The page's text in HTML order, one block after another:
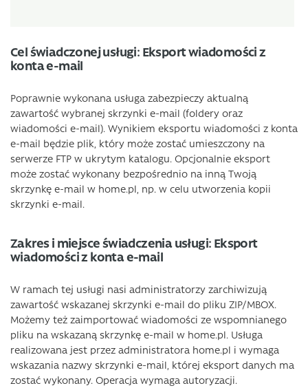
Cel świadczonej usługi: Eksport wiadomości z
konta e-mail
Poprawnie wykonana usługa zabezpieczy aktualną
zawartość wybranej skrzynki e-mail (foldery oraz
wiadomości e-mail). Wynikiem eksportu wiadomości z konta
e-mail będzie plik, który może zostać umieszczony na
serwerze FTP w ukrytym katalogu. Opcjonalnie eksport
może zostać wykonany bezpośrednio na inną Twoją
skrzynkę e-mail w home.pl, np. w celu utworzenia kopii
skrzynki e-mail.
Zakres i miejsce świadczenia usługi: Eksport
wiadomości z konta e-mail
W ramach tej usługi nasi administratorzy zarchiwizują
zawartość wskazanej skrzynki e-mail do pliku ZIP/MBOX.
Możemy też zaimportować wiadomości ze wspomnianego
pliku na wskazaną skrzynkę e-mail w home.pl. Usługa
realizowana jest przez administratora home.pl i wymaga
wskazania nazwy skrzynki e-mail, której eksport danych ma
zostać wykonany. Operacja wymaga autoryzacji.